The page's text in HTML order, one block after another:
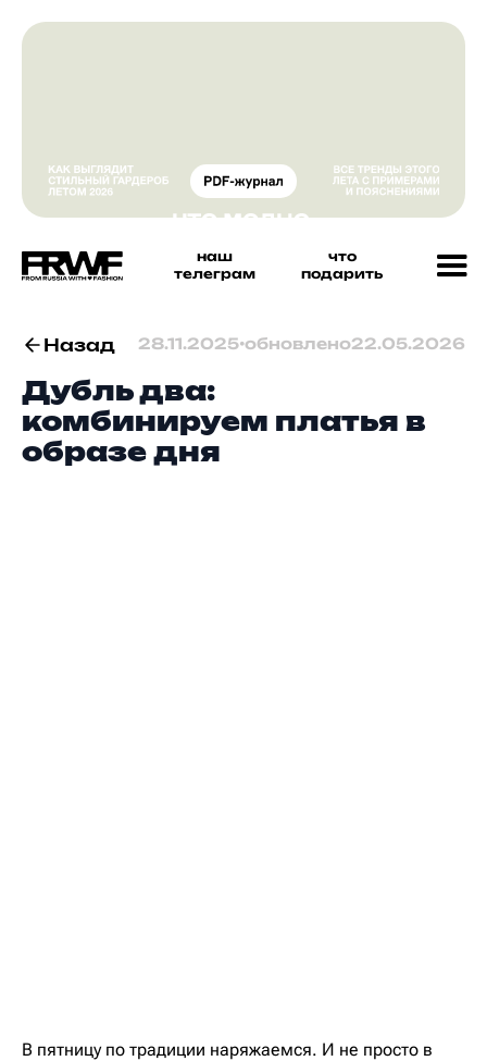
наш
телеграм
что
подарить
Назад 28.11.2025•обновлено22.05.2026
Дубль два:
комбинируем платья в
образе дня
В пятницу по традиции наряжаемся. И не просто в